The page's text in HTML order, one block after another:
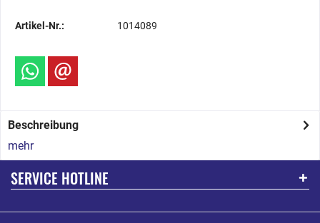
Artikel-Nr.: 1014089
Beschreibung
mehr
SERVICE HOTLINE